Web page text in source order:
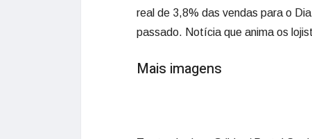
real de 3,8% das vendas para o
passado. Notícia que anima os
Mais imagens